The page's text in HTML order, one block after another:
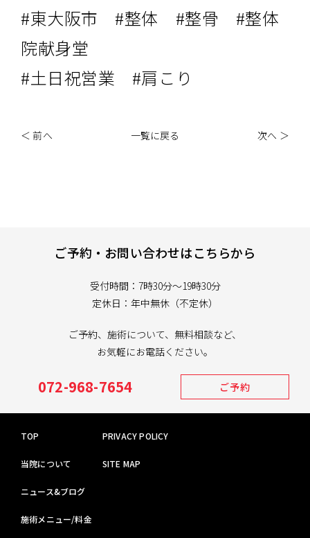
#東大阪市 #整体 #整骨 #整体
院献身堂
#土日祝営業 #肩こり
＜ 前へ 一覧に戻る 次へ ＞
ご予約・お問い合わせはこちらから
受付時間：7時30分～19時30分
定休日：年中無休（不定休）
ご予約、施術について、無料相談など、
お気軽にお電話ください。
072-968-7654 ご予約
TOP
当院について
ニュース&ブログ
施術メニュー/料金
PRIVACY POLICY
SITE MAP